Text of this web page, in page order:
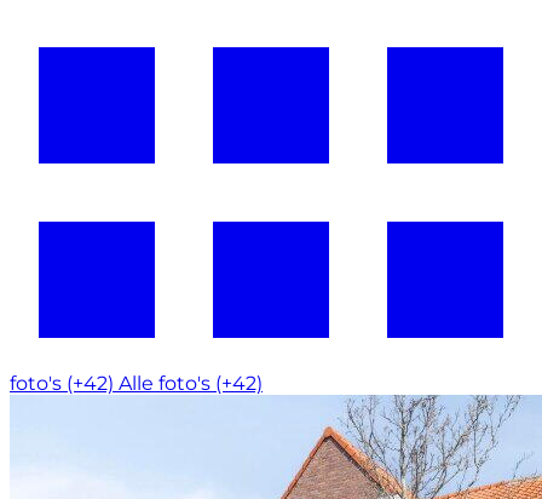
foto's (+42) Alle foto's (+42)